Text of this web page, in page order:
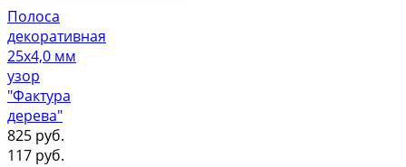
Полоса
декоративная
25х4,0 мм
узор
"Фактура
дерева"
825 руб.
117 руб.